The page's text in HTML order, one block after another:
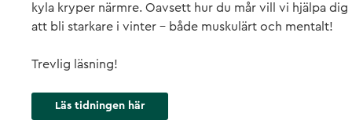
kyla kryper närmre. Oavsett hur du mår vill vi hjälpa dig
att bli starkare i vinter - både muskulärt och mentalt!
Trevlig läsning!
Läs tidningen här